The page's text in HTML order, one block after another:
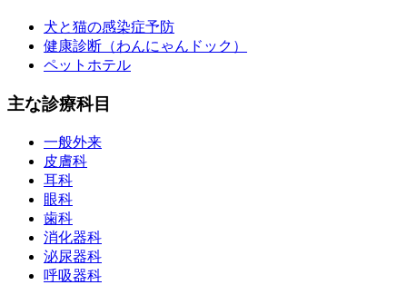
犬と猫の感染症予防
健康診断（わんにゃんドック）
ペットホテル
主な診療科目
一般外来
皮膚科
耳科
眼科
歯科
消化器科
泌尿器科
呼吸器科